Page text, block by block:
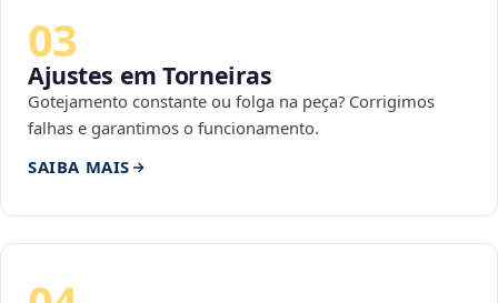
03
Ajustes em Torneiras
Gotejamento constante ou folga na peça? Corrigimos
falhas e garantimos o funcionamento.
SAIBA MAIS